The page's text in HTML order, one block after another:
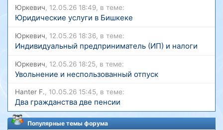
Юркевич, 12.05.26 18:49, в теме:
Юридические услуги в Бишкеке
Юркевич, 12.05.26 18:36, в теме:
Индивидуальный предприниматель (ИП) и налоги
Юркевич, 12.05.26 18:25, в теме:
Увольнение и неспользованный отпуск
Hanter F., 10.05.26 15:45, в теме:
Два гражданства две пенсии
Популярные темы форума